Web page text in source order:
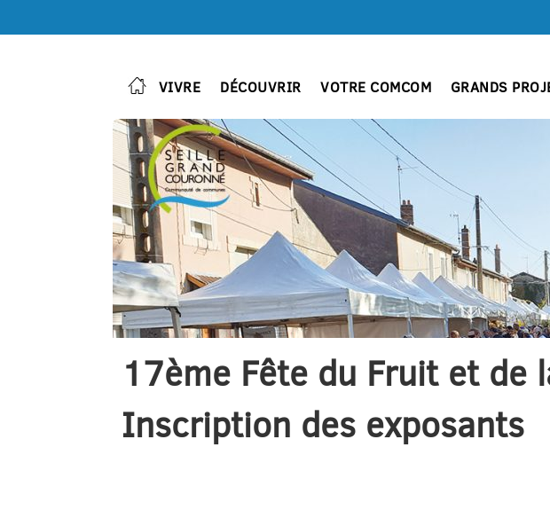
VIVRE DÉCOUVRIR VOTRE COMCOM GRANDS
17ème Fête du Fruit et de
Inscription des exposants